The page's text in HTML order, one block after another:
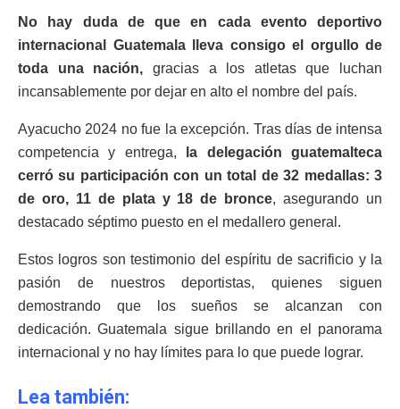
No hay duda de que en cada evento deportivo
internacional Guatemala lleva consigo el orgullo de
toda una nación, gracias a los atletas que luchan
incansablemente por dejar en alto el nombre del país.
Ayacucho 2024 no fue la excepción. Tras días de intensa
competencia y entrega,
la delegación guatemalteca
cerró su participación con un total de 32 medallas: 3
de oro, 11 de plata y 18 de bronce, asegurando un
destacado séptimo puesto en el medallero general.
Estos logros son testimonio del espíritu de sacrificio y la
pasión de nuestros deportistas, quienes siguen
demostrando que los sueños se alcanzan con
dedicación. Guatemala sigue brillando en el panorama
internacional y no hay límites para lo que puede lograr.
Lea también: